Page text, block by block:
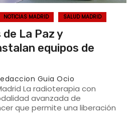
NOTICIAS MADRID SALUD MADRID
La Paz y
equipos de
Guia Ocio
La radioterapia con
avanzada de
que permite una liberación